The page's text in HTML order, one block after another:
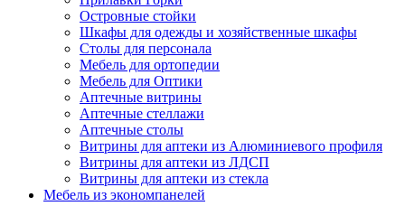
Островные стойки
Шкафы для одежды и хозяйственные шкафы
Столы для персонала
Мебель для ортопедии
Мебель для Оптики
Аптечные витрины
Аптечные стеллажи
Аптечные столы
Витрины для аптеки из Алюминиевого профиля
Витрины для аптеки из ЛДСП
Витрины для аптеки из стекла
Мебель из экономпанелей